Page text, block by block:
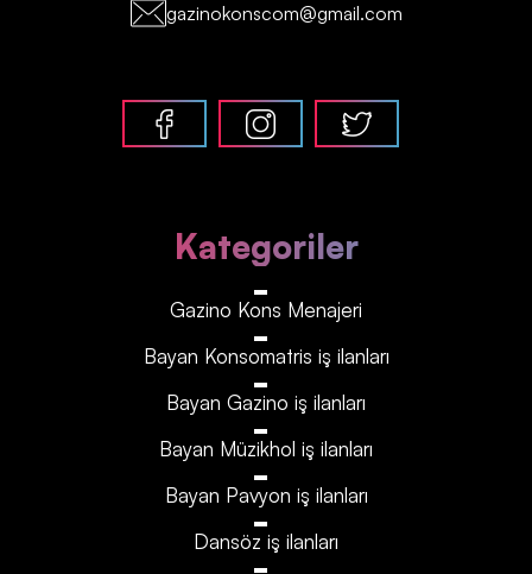
gazinokonscom@gmail.com
Kategoriler
Gazino Kons Menajeri
Bayan Konsomatris iş ilanları
Bayan Gazino iş ilanları
Bayan Müzikhol iş ilanları
Bayan Pavyon iş ilanları
Dansöz iş ilanları